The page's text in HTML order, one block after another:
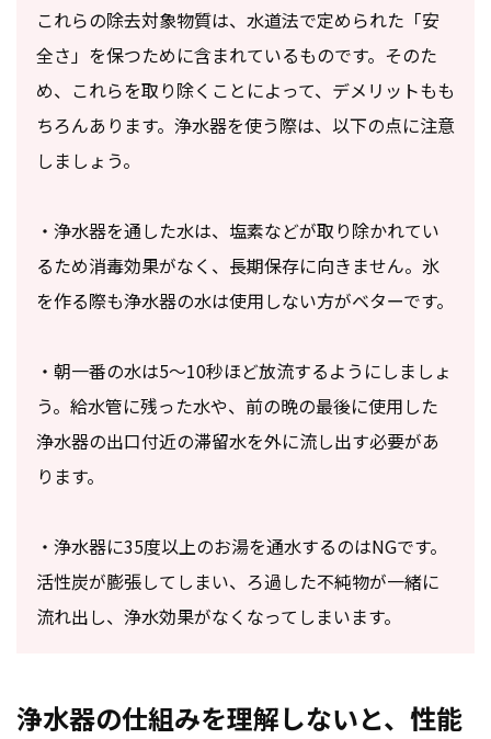
これらの除去対象物質は、水道法で定められた「安
全さ」を保つために含まれているものです。そのた
め、これらを取り除くことによって、デメリットもも
ちろんあります。浄水器を使う際は、以下の点に注意
しましょう。
・浄水器を通した水は、塩素などが取り除かれてい
るため消毒効果がなく、長期保存に向きません。氷
を作る際も浄水器の水は使用しない方がベターです。
・朝一番の水は5～10秒ほど放流するようにしましょ
う。給水管に残った水や、前の晩の最後に使用した
浄水器の出口付近の滞留水を外に流し出す必要があ
ります。
・浄水器に35度以上のお湯を通水するのはNGです。
活性炭が膨張してしまい、ろ過した不純物が一緒に
流れ出し、浄水効果がなくなってしまいます。
浄水器の仕組みを理解しないと、性能